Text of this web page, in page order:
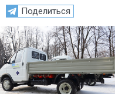
Поделиться